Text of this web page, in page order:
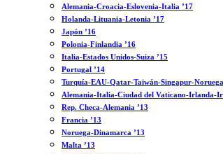
Alemania-Croacia-Eslovenia-Italia ’17
Holanda-Lituania-Letonia ’17
Japón ’16
Polonia-Finlandia ’16
Italia-Estados Unidos-Suiza ’15
Portugal ’14
Turquía-EAU-Qatar-Taiwán-Singapur-
Alemania-Italia-Ciudad del Vaticano-Irlanda-
Rep. Checa-Alemania ’13
Francia ’13
Noruega-Dinamarca ’13
Malta ’13